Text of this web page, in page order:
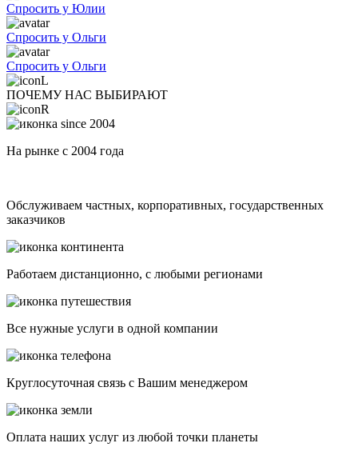
Спросить у Юлии
Спросить у Ольги
Спросить у Ольги
ПОЧЕМУ НАС ВЫБИРАЮТ
На рынке с 2004 года
Обслуживаем частных, корпоративных, государственных
заказчиков
Работаем дистанционно, с любыми регионами
Все нужные услуги в одной компании
Круглосуточная связь с Вашим менеджером
Оплата наших услуг из любой точки планеты